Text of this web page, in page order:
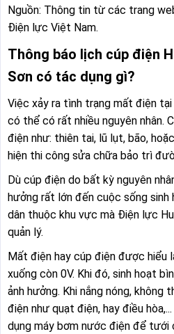
Nguồn: Thông tin từ các trang
Điện lực Việt Nam.
Thông báo lịch cúp điện
Sơn có tác dụng gì?
Việc xảy ra tình trạng mất điện
có thể có rất nhiều nguyên nhân.
điện như: thiên tai, lũ lụt, bão,
hiện thi công sửa chữa bảo trì
Dù cúp điện do bất kỳ nguyên
hưởng rất lớn đến cuộc sống
dân thuộc khu vực mà Điện lực
quản lý.
Mất điện hay cúp điện được hiểu
xuống còn 0V. Khi đó, sinh hoạt
ảnh hưởng. Khi nắng nóng,
điện như quạt điện, hay điều
dụng máy bơm nước điện để tưới